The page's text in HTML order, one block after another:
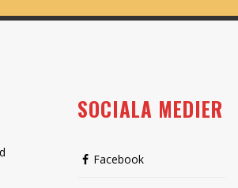
SOCIALA MEDIER
Facebook